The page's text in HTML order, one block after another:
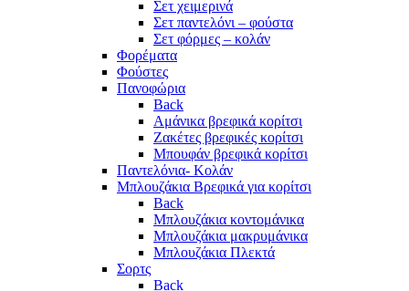
Σετ χειμερινά
Σετ παντελόνι – φούστα
Σετ φόρμες – κολάν
Φορέματα
Φούστες
Πανοφώρια
Back
Αμάνικα βρεφικά κορίτσι
Ζακέτες βρεφικές κορίτσι
Μπουφάν βρεφικά κορίτσι
Παντελόνια- Κολάν
Μπλουζάκια Βρεφικά για κορίτσι
Back
Μπλουζάκια κοντομάνικα
Μπλουζάκια μακρυμάνικα
Μπλουζάκια Πλεκτά
Σορτς
Back